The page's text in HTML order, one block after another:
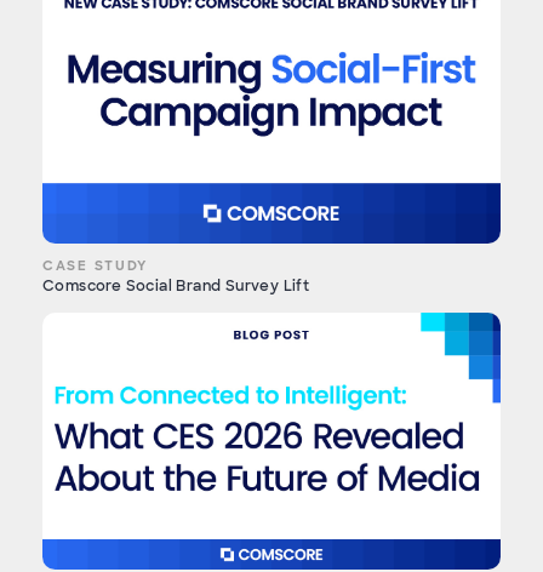
CASE STUDY
Comscore Social Brand Survey Lift